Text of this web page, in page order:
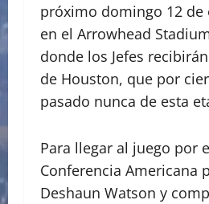
próximo domingo 12
en el Arrowhead
donde los Jefes
de Houston, que por
pasado nunca de esta
Para llegar al juego por
Conferencia Americana
Deshaun Watson y